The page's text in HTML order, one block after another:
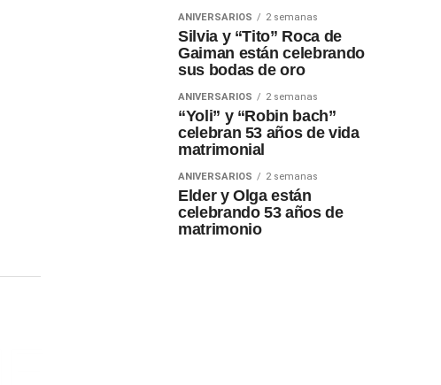
ANIVERSARIOS 2 semanas
Silvia y “Tito” Roca de
Gaiman están celebrando
sus bodas de oro
ANIVERSARIOS 2 semanas
“Yoli” y “Robin bach”
celebran 53 años de vida
matrimonial
ANIVERSARIOS 2 semanas
Elder y Olga están
celebrando 53 años de
matrimonio